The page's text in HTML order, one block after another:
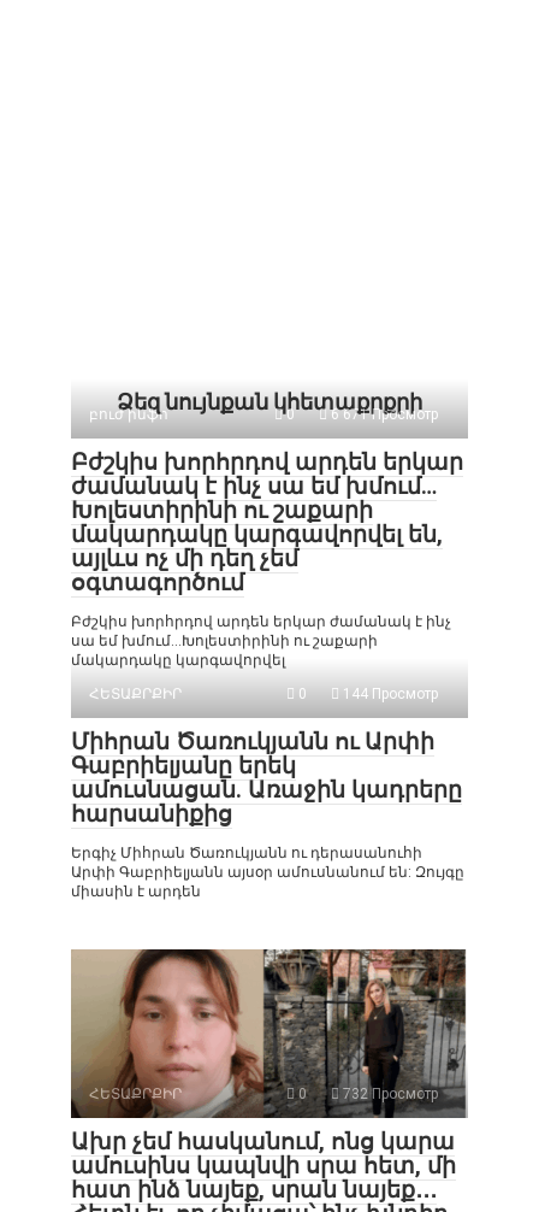
Ձեզ նույնքան կհետաքրքրի
բուժ ինֆո 0 6 671 Просмотр
Բժշկիս խորհրդով արդեն երկար
ժամանակ է ինչ սա եմ խմում…
Խոլեստիրինի ու շաքարի
մակարդակը կարգավորվել են,
այլևս ոչ մի դեղ չեմ
օգտագործում
Բժշկիս խորհրդով արդեն երկար ժամանակ է ինչ
սա եմ խմում…Խոլեստիրինի ու շաքարի
մակարդակը կարգավորվել
ՀԵՏԱՔՐՔԻՐ
0 144 Просмотр
Միհրան Ծառուկյանն ու Արփի
Գաբրիելյանը երեկ
ամուսնացան. Առաջին կադրերը
հարսանիքից
Երգիչ Միհրան Ծառուկյանն ու դերասանուհի
Արփի Գաբրիելյանն այսօր ամուսնանում են: Զույգը
միասին է արդեն
ՀԵՏԱՔՐՔԻՐ 0 732 Просмотр
Ախր չեմ հասկանում, ոնց կարա
ամուսինս կապնվի սրա հետ, մի
հատ ինձ նայեք, սրան նայեք․․․